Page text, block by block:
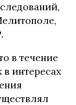
в течение
в интересах